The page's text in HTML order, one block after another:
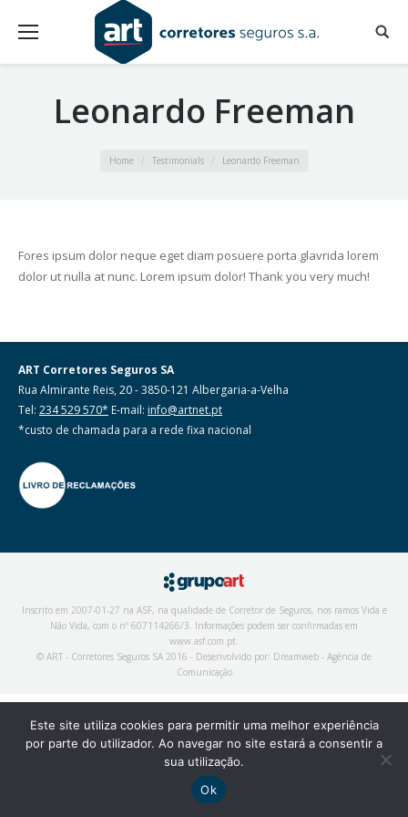
Leonardo Freeman
Home Testimonials Leonardo Freeman
Fores ipsum dolor neque eget diam posuere porta glavrida lorem
dolor ut nulla at nunc. Lorem ipsum dolor! Thank you very much!
ART Corretores Seguros SA
Rua Almirante Reis, 20 - 3850-121 Albergaria-a-Velha
Tel: 234 529 570* E-mail: info@artnet.pt
*custo de chamada para a rede fixa nacional
Inscrito em 2007-01-27 na ASF, na qualidade de Corretor de Seguros, nos ramos Vida e
Não Vida, com o nº 607114266/3. Informações podem ser confirmadas em
www.asf.com.pt
© ART - Corretores Seguros SA 2016 - Desenvolvido por: Dreamweb - Agência de
Comunicação
Este site utiliza cookies para permitir uma melhor experiência
por parte do utilizador. Ao navegar no site estará a consentir a
sua utilização.
Ok